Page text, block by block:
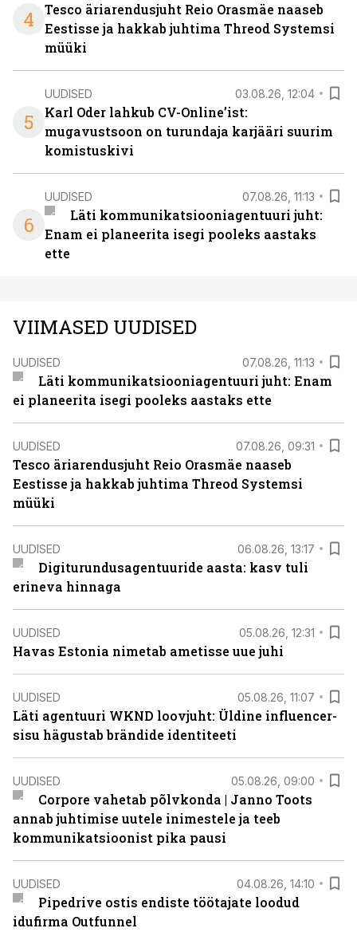
4
Tesco äriarendusjuht Reio Orasmäe naaseb
Eestisse ja hakkab juhtima Threod Systemsi
müüki
5
UUDISED 03.08.26, 12:04
Karl Oder lahkub CV-Online’ist:
mugavustsoon on turundaja karjääri suurim
komistuskivi
6
UUDISED 07.08.26, 11:13
Läti kommunikatsiooniagentuuri juht:
Enam ei planeerita isegi pooleks aastaks
ette
VIIMASED UUDISED
UUDISED 07.08.26, 11:13
Läti kommunikatsiooniagentuuri juht: Enam
ei planeerita isegi pooleks aastaks ette
UUDISED 07.08.26, 09:31
Tesco äriarendusjuht Reio Orasmäe naaseb
Eestisse ja hakkab juhtima Threod Systemsi
müüki
UUDISED 06.08.26, 13:17
Digiturundusagentuuride aasta: kasv tuli
erineva hinnaga
UUDISED 05.08.26, 12:31
Havas Estonia nimetab ametisse uue juhi
UUDISED 05.08.26, 11:07
Läti agentuuri WKND loovjuht: Üldine influencer-
sisu hägustab brändide identiteeti
UUDISED 05.08.26, 09:00
Corpore vahetab põlvkonda | Janno Toots
annab juhtimise uutele inimestele ja teeb
kommunikatsioonist pika pausi
UUDISED 04.08.26, 14:10
Pipedrive ostis endiste töötajate loodud
idufirma Outfunnel